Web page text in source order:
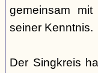
gemeinsam
seiner Kenntnis.
Der Singkreis